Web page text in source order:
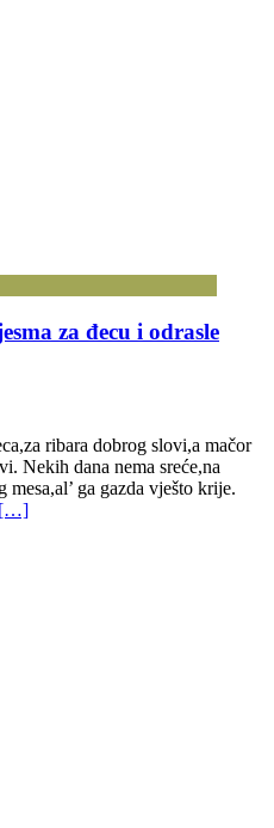
za đecu i odrasle
ribara dobrog slovi,a mačor
Nekih dana nema sreće,na
ga gazda vješto krije.
[…]